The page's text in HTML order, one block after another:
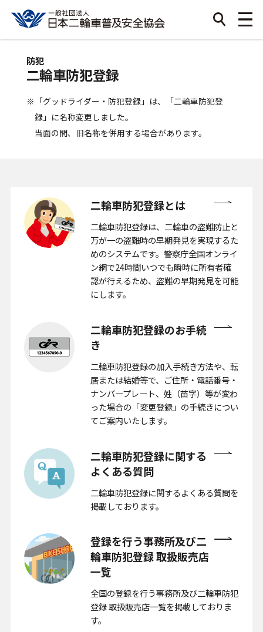
防犯
二輪車防犯登録
※「グッドライダー・防犯登録」は、「二輪車防犯登
録」に名称変更しました。
当面の間、旧名称を併用する場合があります。
二輪車防犯登録とは
二輪車防犯登録は、二輪車の盗難防止と
万が一の盗難時の早期発見を実現するた
めのシステムです。警察庁全国オンライ
ン網で24時間いつでも瞬時に所有者確
認が行えるため、盗難の早期発見を可能
にします。
二輪車防犯登録のお手続
き
二輪車防犯登録の加入手続き方法や、転
居または結婚等で、ご住所・電話番号・
ナンバープレート、姓（苗字）等が変わ
った場合の「変更登録」の手続きについ
てご案内いたします。
二輪車防犯登録に関する
よくある質問
二輪車防犯登録に関するよくある質問を
掲載しております。
登録を行う事務所及び二
輪車防犯登録 取扱販売店
一覧
全国の登録を行う事務所及び二輪車防犯
登録 取扱販売店一覧を掲載しておりま
す。